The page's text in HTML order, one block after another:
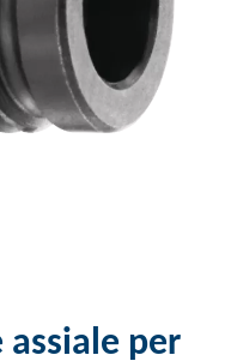
per